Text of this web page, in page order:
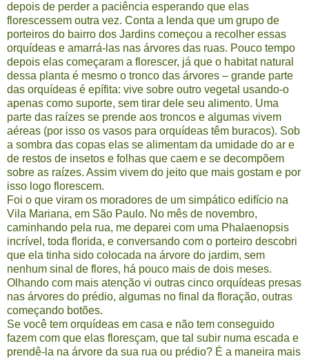
depois de perder a paciência esperando que elas
florescessem outra vez. Conta a lenda que um grupo de
porteiros do bairro dos Jardins começou a recolher essas
orquídeas e amarrá-las nas árvores das ruas. Pouco tempo
depois elas começaram a florescer, já que o habitat natural
dessa planta é mesmo o tronco das árvores – grande parte
das orquídeas é epífita: vive sobre outro vegetal usando-o
apenas como suporte, sem tirar dele seu alimento. Uma
parte das raízes se prende aos troncos e algumas vivem
aéreas (por isso os vasos para orquídeas têm buracos). Sob
a sombra das copas elas se alimentam da umidade do ar e
de restos de insetos e folhas que caem e se decompõem
sobre as raízes. Assim vivem do jeito que mais gostam e por
isso logo florescem.
Foi o que viram os moradores de um simpático edifício na
Vila Mariana, em São Paulo. No mês de novembro,
caminhando pela rua, me deparei com uma Phalaenopsis
incrível, toda florida, e conversando com o porteiro descobri
que ela tinha sido colocada na árvore do jardim, sem
nenhum sinal de flores, há pouco mais de dois meses.
Olhando com mais atenção vi outras cinco orquídeas presas
nas árvores do prédio, algumas no final da floração, outras
começando botões.
Se você tem orquídeas em casa e não tem conseguido
fazem com que elas floresçam, que tal subir numa escada e
prendê-la na árvore da sua rua ou prédio? É a maneira mais